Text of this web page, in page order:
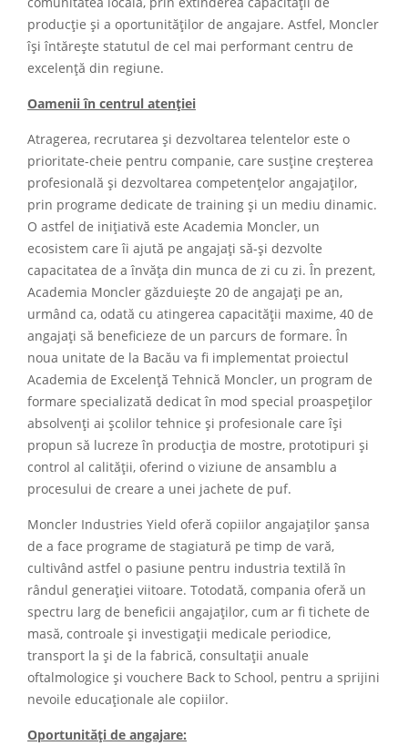
producție și a oportunităților de angajare. Astfel, Moncler
își întărește statutul de cel mai performant centru de
excelență din regiune.
Oamenii în centrul atenției
Atragerea, recrutarea și dezvoltarea telentelor este o
prioritate-cheie pentru companie, care susține creșterea
profesională și dezvoltarea competențelor angajaților,
prin programe dedicate de training și un mediu dinamic.
O astfel de inițiativă este Academia Moncler, un
ecosistem care îi ajută pe angajați să-și dezvolte
capacitatea de a învăța din munca de zi cu zi. În prezent,
Academia Moncler găzduiește 20 de angajați pe an,
urmând ca, odată cu atingerea capacității maxime, 40 de
angajați să beneficieze de un parcurs de formare. În
noua unitate de la Bacău va fi implementat proiectul
Academia de Excelență Tehnică Moncler, un program de
formare specializată dedicat în mod special proaspeților
absolvenți ai școlilor tehnice și profesionale care își
propun să lucreze în producția de mostre, prototipuri și
control al calității, oferind o viziune de ansamblu a
procesului de creare a unei jachete de puf.
Moncler Industries Yield oferă copiilor angajaților șansa
de a face programe de stagiatură pe timp de vară,
cultivând astfel o pasiune pentru industria textilă în
rândul generației viitoare. Totodată, compania oferă un
spectru larg de beneficii angajaților, cum ar fi tichete de
masă, controale și investigaţii medicale periodice,
transport la și de la fabrică, consultații anuale
oftalmologice și vouchere Back to School, pentru a sprijini
nevoile educaționale ale copiilor.
Oportunități de angajare: